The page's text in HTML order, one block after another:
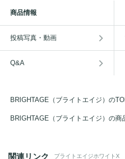
商品情報
投稿写真・動画
Q&A
BRIGHTAGE（ブライトエイジ）の
BRIGHTAGE（ブライトエイジ）の商
関連リンク ブライトエイジホワイト